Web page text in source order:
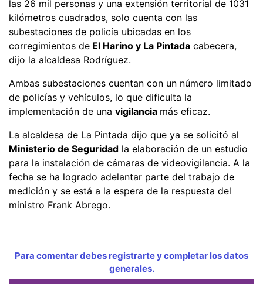
las 26 mil personas y una extensión territorial de 1031
kilómetros cuadrados, solo cuenta con las
subestaciones de policía ubicadas en los
corregimientos de El Harino y La Pintada cabecera,
dijo la alcaldesa Rodríguez.
Ambas subestaciones cuentan con un número limitado
de policías y vehículos, lo que dificulta la
implementación de una vigilancia más eficaz.
La alcaldesa de La Pintada dijo que ya se solicitó al
Ministerio de Seguridad la elaboración de un estudio
para la instalación de cámaras de videovigilancia. A la
fecha se ha logrado adelantar parte del trabajo de
medición y se está a la espera de la respuesta del
ministro Frank Abrego.
Para comentar debes registrarte y completar los datos
generales.